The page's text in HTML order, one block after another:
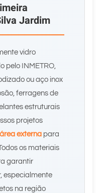
Jardim
vidro
pelo INMETRO,
ou aço inox
ferragens de
estruturais
projetos
externa para
os materiais
garantir
especialmente
na região